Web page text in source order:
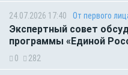
24.07.2026 17:40 От первого
Экспертный совет
программы «Единой
0 282